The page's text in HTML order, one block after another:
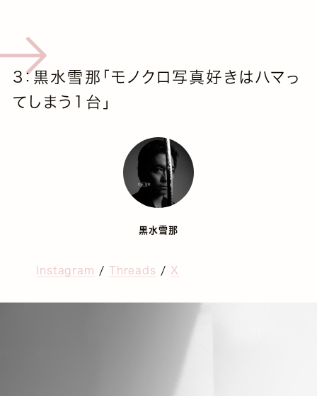
3：黒水雪那「モノクロ写真好きはハマっ
てしまう1台」
黒水雪那
Instagram / Threads / X